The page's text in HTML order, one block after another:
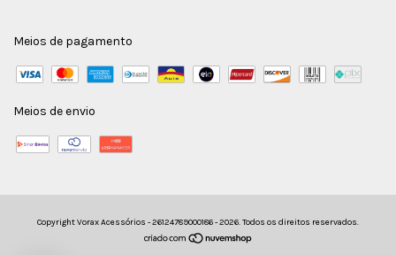
Meios de pagamento
Meios de envio
Copyright Vorax Acessórios - 26124789000186 - 2026. Todos os direitos reservados.